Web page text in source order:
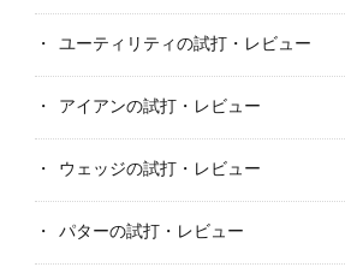
ユーティリティの試打・レビュー
アイアンの試打・レビュー
ウェッジの試打・レビュー
パターの試打・レビュー